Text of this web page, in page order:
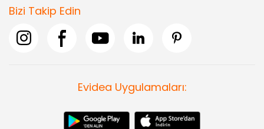
Bizi Takip Edin
Evidea Uygulamaları: